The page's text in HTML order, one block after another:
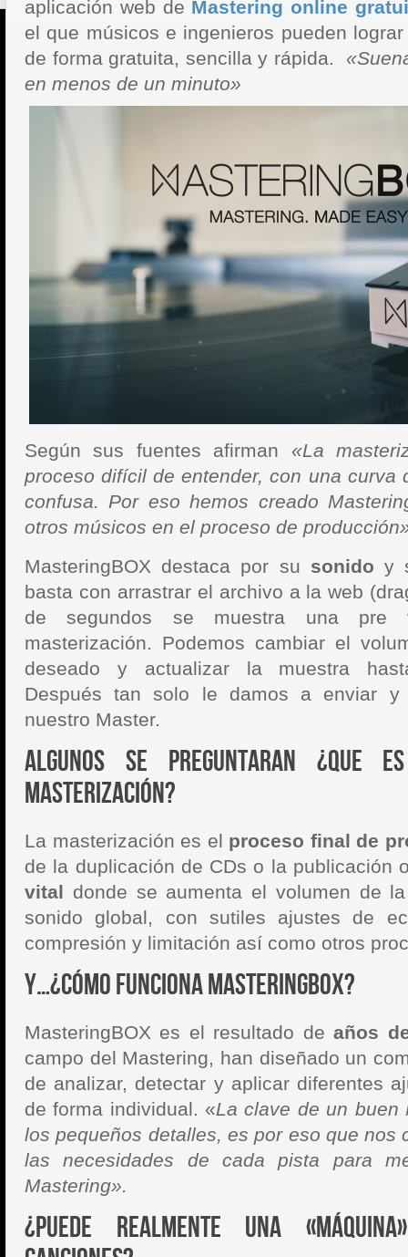
aplicación web de Mastering online
el que músicos e ingenieros pueden
de forma gratuita, sencilla y rápida.
en menos de un minuto»
Según sus fuentes afirman «La
proceso difícil de entender, con una curva
confusa. Por eso hemos creado
otros músicos en el proceso de
MasteringBOX destaca por su sonido y
basta con arrastrar el archivo a la web
de segundos se muestra una pre
masterización. Podemos cambiar el
deseado y actualizar la muestra
Después tan solo le damos a enviar y
nuestro Master.
Algunos se preguntaran ¿Que
masterización?
La masterización es el proceso final de
de la duplicación de CDs o la publicación
vital donde se aumenta el volumen de
sonido global, con sutiles ajustes de
compresión y limitación así como otros
Y…¿Cómo funciona MasteringBOX?
MasteringBOX es el resultado deaños
campo del Mastering, han diseñado un
de analizar, detectar y aplicar diferentes
de forma individual. «La clave de un buen
los pequeños detalles, es por eso que nos
las necesidades de cada pista para
Mastering».
¿Puede realmente una